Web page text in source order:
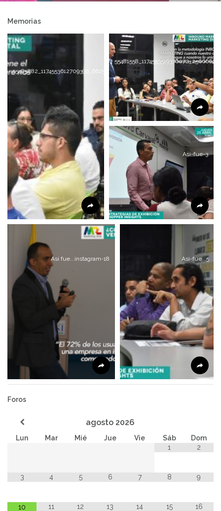
gigantesca máquina
de bolas de chicle
Memorias
55485882_1174553612709396_6625895542742319104_n
Asi-fue-3
Asi fue...instagram-18 Asi-fue...5
Foros
agosto 2026
Lun Mar Mié Jue Vie Sáb
Dom
1
2
3 4 5 6 7 8 9
10 11 12 13 14 15 16